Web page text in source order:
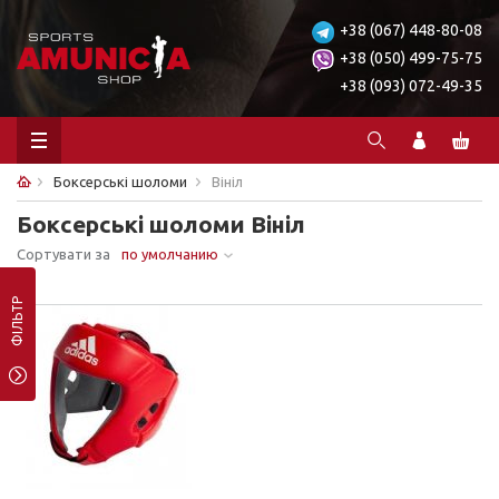
+38 (067) 448-80-08
+38 (050) 499-75-75
+38 (093) 072-49-35
Боксерські шоломи Вініл
Боксерські шоломи Вініл
Сортувати за по умолчанию
ФІЛЬТР
Ничего не найдено.